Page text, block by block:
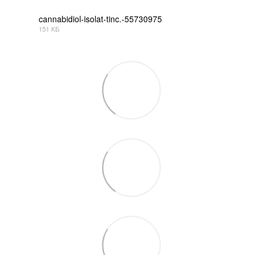
cannabidiol-isolat-tinc.-55730975
151 КБ